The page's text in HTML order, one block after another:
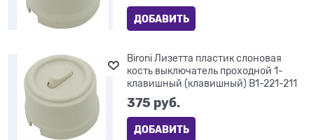
ДОБАВИТЬ
Bironi Лизетта пластик слоновая
кость выключатель проходной 1-
клавишный (клавишный) B1-221-211
375 руб.
ДОБАВИТЬ